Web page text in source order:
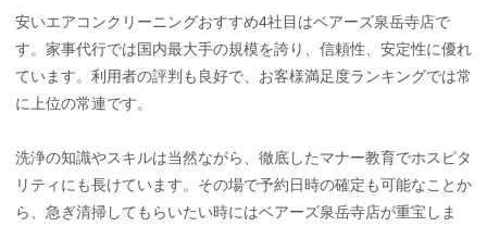
安いエアコンクリーニングおすすめ4社目はベアーズ泉岳寺店で
す。家事代行では国内最大手の規模を誇り、信頼性、安定性に優れ
ています。利用者の評判も良好で、お客様満足度ランキングでは常
に上位の常連です。
洗浄の知識やスキルは当然ながら、徹底したマナー教育でホスピタ
リティにも長けています。その場で予約日時の確定も可能なことか
ら、急ぎ清掃してもらいたい時にはベアーズ泉岳寺店が重宝しま